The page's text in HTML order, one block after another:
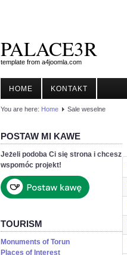
PALACE3R
template from a4joomla.com
HOME KONTAKT
You are here: Home Sale weselne
POSTAW MI KAWE
Jeżeli podoba Ci się strona i chcesz
wspomóc projekt!
TOURISM
Monuments of Torun
Places of Interest